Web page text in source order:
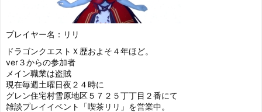
プレイヤー名：リリ
ドラゴンクエストＸ歴およそ４年ほど。
ver３からの参加者
メイン職業は盗賊
現在毎週土曜日夜２４時に
グレン住宅村雪原地区５７２５丁丁目２番にて
雑談プレイイベント「喫茶リリ」を営業中。